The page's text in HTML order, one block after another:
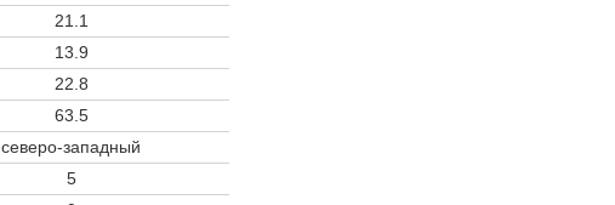
21.1
13.9
22.8
63.5
северо-западный
5